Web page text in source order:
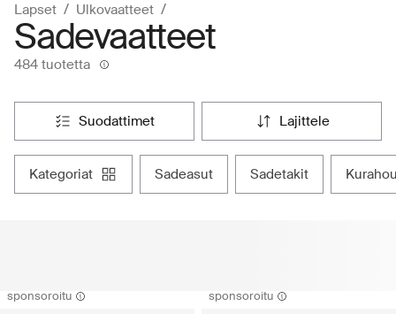
Lapset Ulkovaatteet
Sadevaatteet
484 tuotetta
suodattimet lajittele
kategoriat sadeasut sadetakit
sponsoroitu sponsoroitu